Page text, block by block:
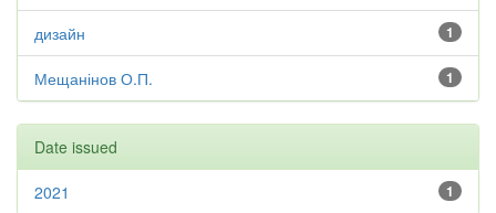
1
дизайн
1
Мещанінов О.П.
Date issued
1
2021